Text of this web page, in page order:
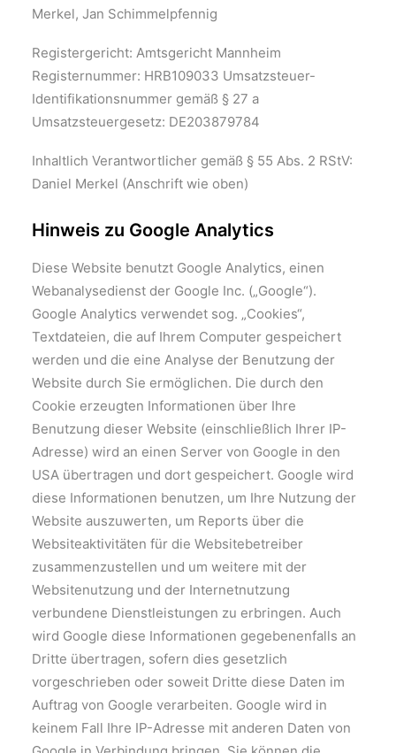
Merkel, Jan Schimmelpfennig
Registergericht: Amtsgericht Mannheim
Registernummer: HRB109033 Umsatzsteuer-
Identifikationsnummer gemäß § 27 a
Umsatzsteuergesetz: DE203879784
Inhaltlich Verantwortlicher gemäß § 55 Abs. 2 RStV:
Daniel Merkel (Anschrift wie oben)
Hinweis zu Google Analytics
Diese Website benutzt Google Analytics, einen
Webanalysedienst der Google Inc. („Google“).
Google Analytics verwendet sog. „Cookies“,
Textdateien, die auf Ihrem Computer gespeichert
werden und die eine Analyse der Benutzung der
Website durch Sie ermöglichen. Die durch den
Cookie erzeugten Informationen über Ihre
Benutzung dieser Website (einschließlich Ihrer IP-
Adresse) wird an einen Server von Google in den
USA übertragen und dort gespeichert. Google wird
diese Informationen benutzen, um Ihre Nutzung der
Website auszuwerten, um Reports über die
Websiteaktivitäten für die Websitebetreiber
zusammenzustellen und um weitere mit der
Websitenutzung und der Internetnutzung
verbundene Dienstleistungen zu erbringen. Auch
wird Google diese Informationen gegebenenfalls an
Dritte übertragen, sofern dies gesetzlich
vorgeschrieben oder soweit Dritte diese Daten im
Auftrag von Google verarbeiten. Google wird in
keinem Fall Ihre IP-Adresse mit anderen Daten von